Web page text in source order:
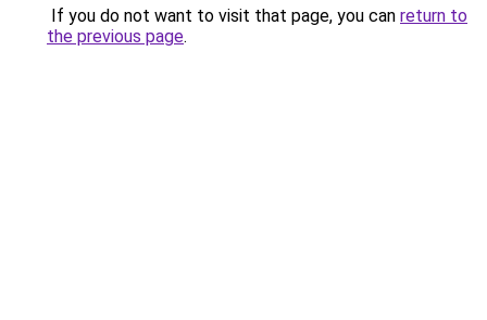
If you do not want to visit that page, you can return to
the previous page.